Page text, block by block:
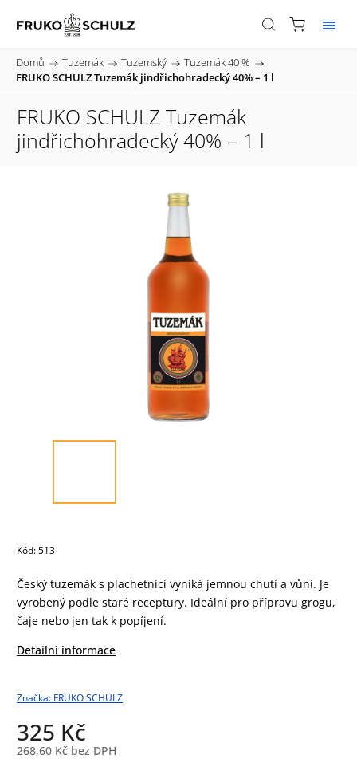
Domů / Tuzemák / Tuzemský / Tuzemák 40 % /
FRUKO SCHULZ Tuzemák jindřichohradecký 40% – 1 l
FRUKO SCHULZ Tuzemák
jindřichohradecký 40% – 1 l
Kód:513
Český tuzemák s plachetnicí vyniká jemnou chutí a vůní. Je
vyrobený podle staré receptury. Ideální pro přípravu grogu,
čaje nebo jen tak k popíjení.
Detailní informace
Značka: FRUKO SCHULZ
325 Kč
268,60 Kč bez DPH